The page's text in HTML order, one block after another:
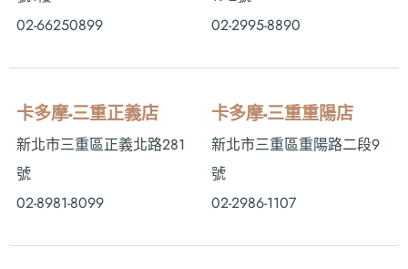
02-66250899
02-2995-8890
卡多摩-三重正義店
新北市三重區正義北路281
號
02-8981-8099
卡多摩-三重重陽店
新北市三重區重陽路二段9
號
02-2986-1107